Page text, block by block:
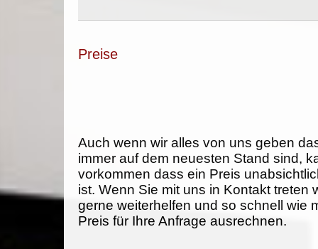
Preise
Auch wenn wir alles von uns geben
immer auf dem neuesten Stand sind,
vorkommen dass ein Preis
ist. Wenn Sie mit uns in Kontakt treten
gerne weiterhelfen und so schnell wie
Preis für Ihre Anfrage ausrechnen.